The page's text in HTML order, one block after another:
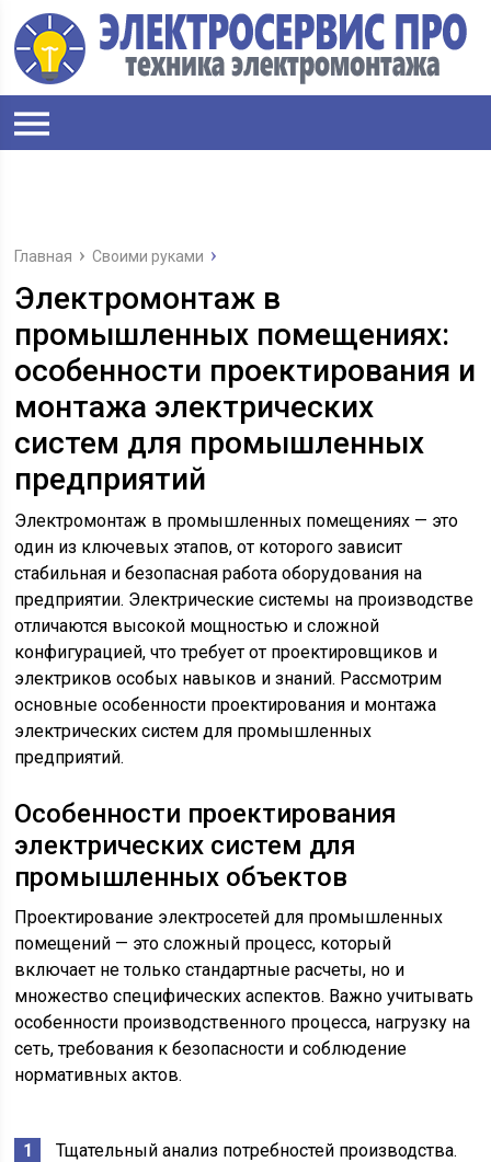
Главная Своими руками
Электромонтаж в
промышленных помещениях:
особенности проектирования и
монтажа электрических
систем для промышленных
предприятий
Электромонтаж в промышленных помещениях — это
один из ключевых этапов, от которого зависит
стабильная и безопасная работа оборудования на
предприятии. Электрические системы на производстве
отличаются высокой мощностью и сложной
конфигурацией, что требует от проектировщиков и
электриков особых навыков и знаний. Рассмотрим
основные особенности проектирования и монтажа
электрических систем для промышленных
предприятий.
Особенности проектирования
электрических систем для
промышленных объектов
Проектирование электросетей для промышленных
помещений — это сложный процесс, который
включает не только стандартные расчеты, но и
множество специфических аспектов. Важно учитывать
особенности производственного процесса, нагрузку на
сеть, требования к безопасности и соблюдение
нормативных актов.
Тщательный анализ потребностей производства.